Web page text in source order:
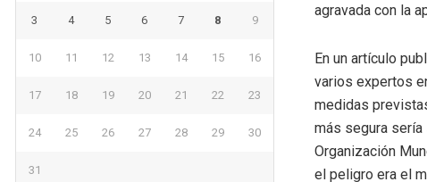
agravada con la
En un artículo
varios expertos
medidas
más segura sería
Organización
el peligro era el
3 4 5 6 7 8 9
10 11 12 13 14 15 16
17 18 19 20 21 22 23
24 25 26 27 28 29 30
31